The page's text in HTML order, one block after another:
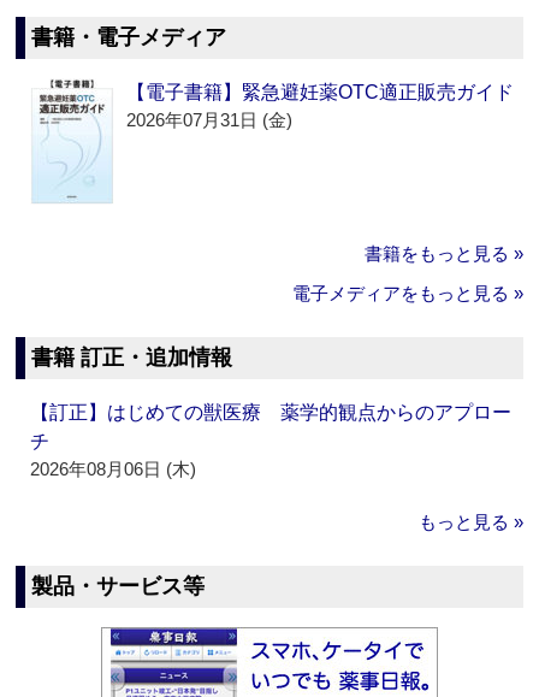
書籍・電子メディア
【電子書籍】緊急避妊薬OTC適正販売ガイド
2026年07月31日 (金)
書籍をもっと見る »
電子メディアをもっと見る »
書籍 訂正・追加情報
【訂正】はじめての獣医療 薬学的観点からのアプロー
チ
2026年08月06日 (木)
もっと見る »
製品・サービス等